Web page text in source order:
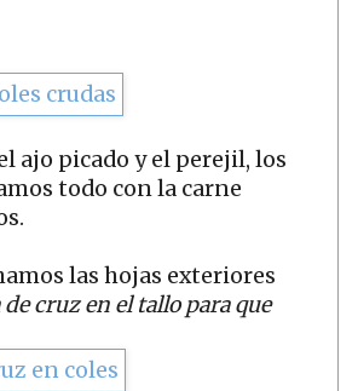
ajo picado y el perejil, los
todo con la carne
las hojas exteriores
cruz en el tallo para que